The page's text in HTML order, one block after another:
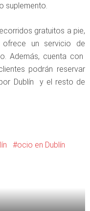
suplemento.
gratuitos a pie,
un servicio de
Además, cuenta con
podrán reservar
Dublín y el resto de
ocio en Dublín